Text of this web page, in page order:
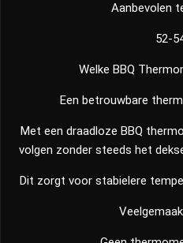
Aanbevolen
52-
Welke BBQ
Een betrouwbare
Met een draadloze BBQ
volgen zonder steeds het
Dit zorgt voor stabielere